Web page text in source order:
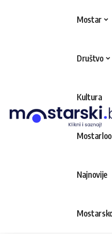
Mostar
Društvo
Kultura
Najnovije